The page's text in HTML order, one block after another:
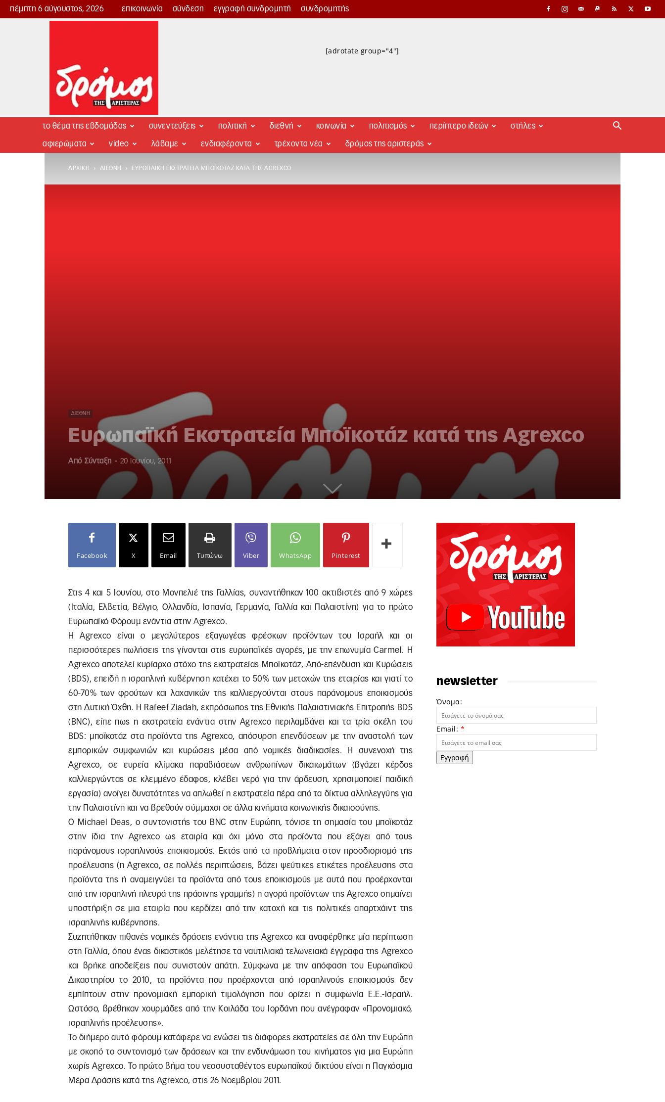
πέμπτη 6 αύγουστος, 2026 επικοινωνία σύνδεση εγγραφή συνδρομητή συνδρομητής
Δρόμος
[adrotate group="4"]
το θέμα της εβδομάδας συνεντεύξεις πολιτική διεθνή κοινωνία πολιτισμός περίπτερο ιδεών στήλες
αφιερώματα video λάβαμε ενδιαφέροντα τρέχοντα νέα δρόμος της αριστεράς
ΑΡΧΙΚΉ ΔΙΕΘΝΉ ΕΥΡΩΠΑΪΚΉ ΕΚΣΤΡΑΤΕΊΑ ΜΠΟΪΚΟΤΆΖ ΚΑΤΆ ΤΗΣ AGREXCO
ΔΙΕΘΝΉ
Ευρωπαϊκή Εκστρατεία Μποϊκοτάζ κατά της Agrexco
Από Σύνταξη - 20 Ιουνίου, 2011
Facebook X Email Τυπώνω Viber WhatsApp Pinterest
Στις 4 και 5 Ιουνίου, στο Μονπελιέ της Γαλλίας, συναντήθηκαν 100 ακτιβιστές από 9 χώρες
(Ιταλία, Ελβετία, Βέλγιο, Ολλανδία, Ισπανία, Γερμανία, Γαλλία και Παλαιστίνη) για το πρώτο
Ευρωπαϊκό Φόρουμ ενάντια στην Agrexco.
Η Agrexco είναι ο μεγαλύτερος εξαγωγέας φρέσκων προϊόντων του Ισραήλ και οι
περισσότερες πωλήσεις της γίνονται στις ευρωπαϊκές αγορές, με την επωνυμία Carmel. Η
Agrexco αποτελεί κυρίαρχο στόχο της εκστρατείας Μποϊκοτάζ, Από-επένδυση και Κυρώσεις
(BDS), επειδή η ισραηλινή κυβέρνηση κατέχει το 50% των μετοχών της εταιρίας και γιατί το
60-70% των φρούτων και λαχανικών της καλλιεργούνται στους παράνομους εποικισμούς
στη Δυτική Όχθη. Η Rafeef Ziadah, εκπρόσωπος της Εθνικής Παλαιστινιακής Επιτροπής BDS
(BNC), είπε πως η εκστρατεία ενάντια στην Agrexco περιλαμβάνει και τα τρία σκέλη του
BDS: μποϊκοτάζ στα προϊόντα της Agrexco, απόσυρση επενδύσεων με την αναστολή των
εμπορικών συμφωνιών και κυρώσεις μέσα από νομικές διαδικασίες. Η συνενοχή της
Agrexco, σε ευρεία κλίμακα παραβιάσεων ανθρωπίνων δικαιωμάτων (βγάζει κέρδος
καλλιεργώντας σε κλεμμένο έδαφος, κλέβει νερό για την άρδευση, χρησιμοποιεί παιδική
εργασία) ανοίγει δυνατότητες να απλωθεί η εκστρατεία πέρα από τα δίκτυα αλληλεγγύης για
την Παλαιστίνη και να βρεθούν σύμμαχοι σε άλλα κινήματα κοινωνικής δικαιοσύνης.
Ο Michael Deas, ο συντονιστής του BNC στην Ευρώπη, τόνισε τη σημασία του μποϊκοτάζ
στην ίδια την Agrexco ως εταιρία και όχι μόνο στα προϊόντα που εξάγει από τους
παράνομους ισραηλινούς εποικισμούς. Εκτός από τα προβλήματα στον προσδιορισμό της
προέλευσης (η Agrexco, σε πολλές περιπτώσεις, βάζει ψεύτικες ετικέτες προέλευσης στα
προϊόντα της ή αναμειγνύει τα προϊόντα από τους εποικισμούς με αυτά που προέρχονται
από την ισραηλινή πλευρά της πράσινης γραμμής) η αγορά προϊόντων της Agrexco σημαίνει
υποστήριξη σε μια εταιρία που κερδίζει από την κατοχή και τις πολιτικές απαρτχάιντ της
ισραηλινής κυβέρνησης.
Συζητήθηκαν πιθανές νομικές δράσεις ενάντια της Agrexco και αναφέρθηκε μία περίπτωση
στη Γαλλία, όπου ένας δικαστικός μελέτησε τα ναυτιλιακά τελωνειακά έγγραφα της Agrexco
και βρήκε αποδείξεις που συνιστούν απάτη. Σύμφωνα με την απόφαση του Ευρωπαϊκού
Δικαστηρίου το 2010, τα προϊόντα που προέρχονται από ισραηλινούς εποικισμούς δεν
εμπίπτουν στην προνομιακή εμπορική τιμολόγηση που ορίζει η συμφωνία Ε.Ε.-Ισραήλ.
Ωστόσο, βρέθηκαν χουρμάδες από την Κοιλάδα του Ιορδάνη που ανέγραφαν «Προνομιακό,
ισραηλινής προέλευσης».
Το διήμερο αυτό φόρουμ κατάφερε να ενώσει τις διάφορες εκστρατείες σε όλη την Ευρώπη
με σκοπό το συντονισμό των δράσεων και την ενδυνάμωση του κινήματος για μια Ευρώπη
χωρίς Agrexco. Το πρώτο βήμα του νεοσυσταθέντος ευρωπαϊκού δικτύου είναι η Παγκόσμια
Μέρα Δράσης κατά της Agrexco, στις 26 Νοεμβρίου 2011.
newsletter
Όνομα:
Email: *
Εγγραφή